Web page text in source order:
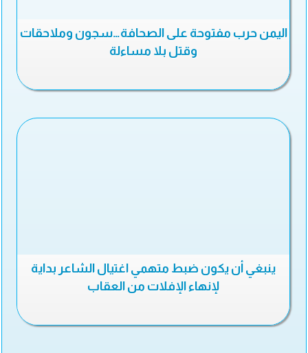
اليمن حرب مفتوحة على الصحافة…سجون وملاحقات
وقتل بلا مساءلة
ينبغي أن يكون ضبط متهمي اغتيال الشاعر بداية
لإنهاء الإفلات من العقاب